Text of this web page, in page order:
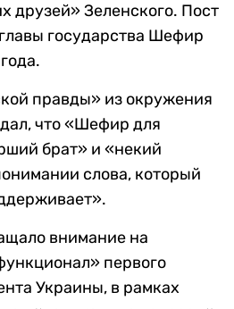
друзей» Зеленского. Пост
государства Шефир
правды» из окружения
что «Шефир для
брат» и «некий
слова, который
внимание на
первого
Украины, в рамках